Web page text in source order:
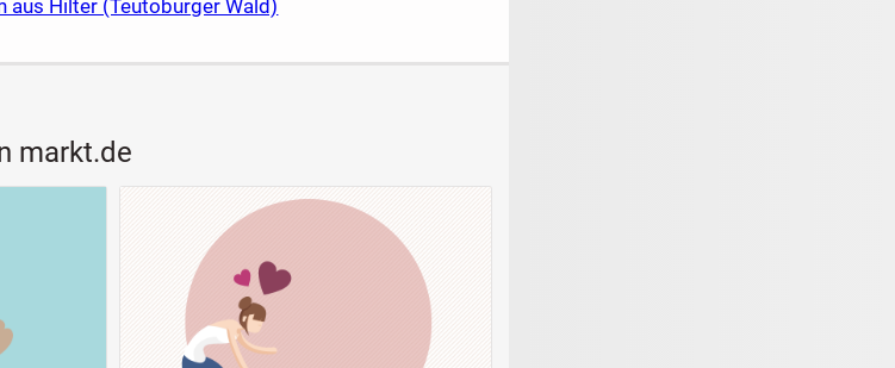
aus Hilter (Teutoburger Wald)
markt.de